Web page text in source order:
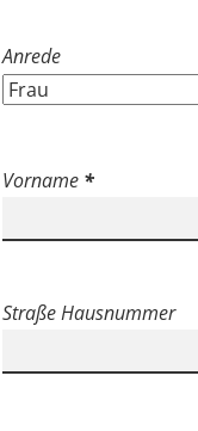
Anrede
Vorname *
Straße Hausnummer